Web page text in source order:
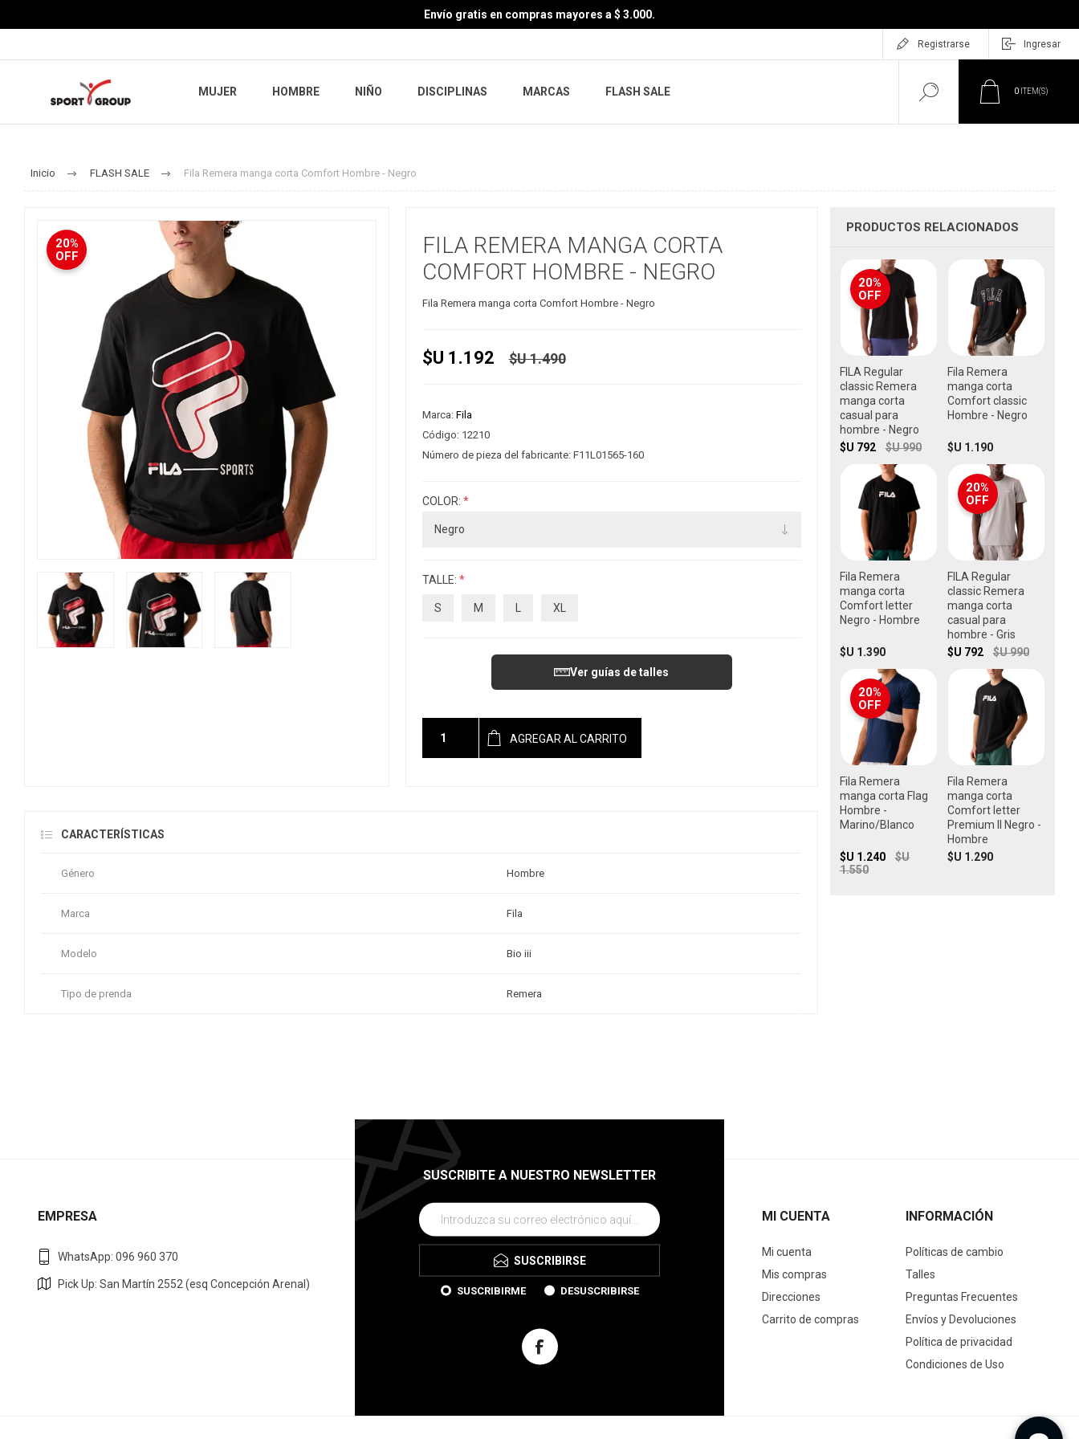
Envío gratis en compras mayores a $ 3.000.
Registrarse Ingresar
MUJER HOMBRE NIÑO DISCIPLINAS MARCAS FLASH SALE 0 ITEM(S)
Inicio FLASH SALE Fila Remera manga corta Comfort Hombre - Negro
20%
OFF
FILA REMERA MANGA CORTA
COMFORT HOMBRE - NEGRO
Fila Remera manga corta Comfort Hombre - Negro
$U 1.192 $U 1.490
Marca: Fila
Código: 12210
Número de pieza del fabricante: F11L01565-160
COLOR: *
TALLE: *
S M L XL
Ver guías de talles
AGREGAR AL CARRITO
CARACTERÍSTICAS
Género Hombre
Marca Fila
Modelo Bio iii
Tipo de prenda Remera
PRODUCTOS RELACIONADOS
20%
OFF
FILA Regular
classic Remera
manga corta
casual para
hombre - Negro
$U 792
$U 990
Fila Remera
manga corta
Comfort classic
Hombre - Negro
$U 1.190
Fila Remera
manga corta
Comfort letter
Negro - Hombre
$U 1.390
20%
OFF
FILA Regular
classic Remera
manga corta
casual para
hombre - Gris
$U 792
$U 990
20%
OFF
Fila Remera
manga corta Flag
Hombre -
Marino/Blanco
$U 1.240
$U
1.550
Fila Remera
manga corta
Comfort letter
Premium II Negro -
Hombre
$U 1.290
SUSCRIBITE A NUESTRO NEWSLETTER
SUSCRIBIRSE
SUSCRIBIRME DESUSCRIBIRSE
EMPRESA
WhatsApp: 096 960 370
Pick Up: San Martín 2552 (esq Concepción Arenal)
MI CUENTA
Mi cuenta
Mis compras
Direcciones
Carrito de compras
INFORMACIÓN
Políticas de cambio
Talles
Preguntas Frecuentes
Envíos y Devoluciones
Política de privacidad
Condiciones de Uso